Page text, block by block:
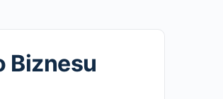
Biznesu